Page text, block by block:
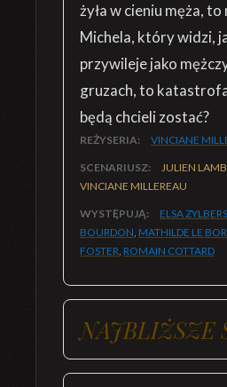
żyła w cieniu męża,
Michela, który widzi,
przywileje jako
gruzach, to
będą chcieli zostać?
REŻYSERIA: VINCIANE
SCENARIUSZ:
JULIEN
VINCIANE MILLEREAU
WYSTĘPUJĄ: ELSA
BOURDON, MATHILDE LE
FOSTER, ROMAIN COTTARD
NAJBLIŻSZE